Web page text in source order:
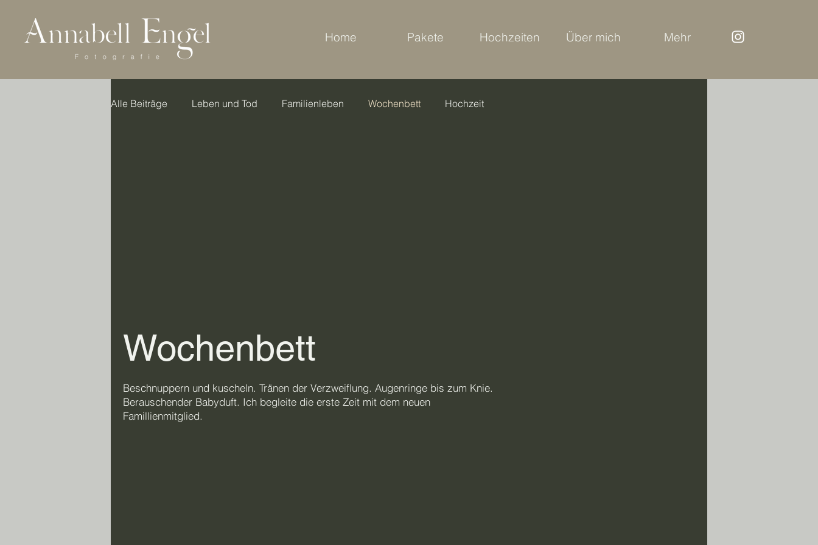
Home Pakete Hochzeiten Über mich Mehr
Alle Beiträge Leben und Tod Familienleben Wochenbett Hochzeit
Wochenbett
Beschnuppern und kuscheln. Tränen der Verzweiflung. Augenringe bis zum Knie.
Berauschender Babyduft. Ich begleite die erste Zeit mit dem neuen
Famillienmitglied.